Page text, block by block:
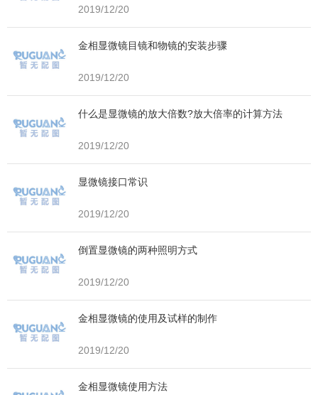
2019/12/20
金相显微镜目镜和物镜的安装步骤
2019/12/20
什么是显微镜的放大倍数?放大倍率的计算方法
2019/12/20
显微镜接口常识
2019/12/20
倒置显微镜的两种照明方式
2019/12/20
金相显微镜的使用及试样的制作
2019/12/20
金相显微镜使用方法